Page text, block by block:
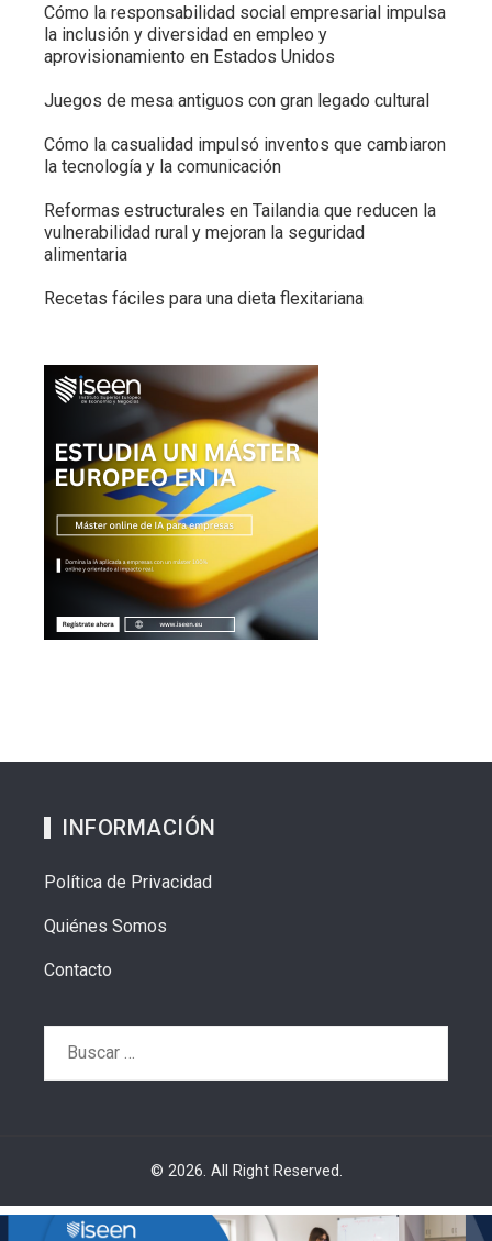
Cómo la responsabilidad social empresarial impulsa
la inclusión y diversidad en empleo y
aprovisionamiento en Estados Unidos
Juegos de mesa antiguos con gran legado cultural
Cómo la casualidad impulsó inventos que cambiaron
la tecnología y la comunicación
Reformas estructurales en Tailandia que reducen la
vulnerabilidad rural y mejoran la seguridad
alimentaria
Recetas fáciles para una dieta flexitariana
INFORMACIÓN
Política de Privacidad
Quiénes Somos
Contacto
© 2026. All Right Reserved.